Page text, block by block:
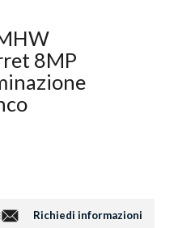
8MP
Richiedi informazioni